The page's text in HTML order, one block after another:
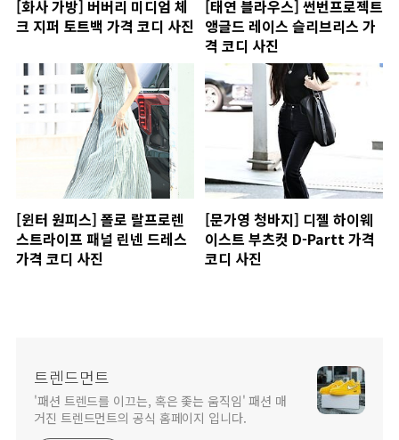
[화사 가방] 버버리 미디엄 체
크 지퍼 토트백 가격 코디 사진
[태연 블라우스] 썬번프로젝트
앵글드 레이스 슬리브리스 가
격 코디 사진
[윈터 원피스] 폴로 랄프로렌
스트라이프 패널 린넨 드레스
가격 코디 사진
[문가영 청바지] 디젤 하이웨
이스트 부츠컷 D-Partt 가격
코디 사진
트렌드먼트
'패션 트렌드를 이끄는, 혹은 좇는 움직임' 패션 매
거진 트렌드먼트의 공식 홈페이지 입니다.